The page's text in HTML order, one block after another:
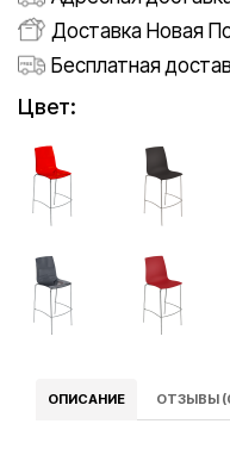
Доставка Новая
Бесплатная
Цвет:
ОПИСАНИЕ ОТЗЫВЫ